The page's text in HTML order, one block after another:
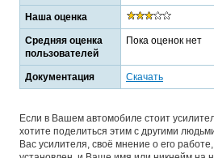
Наша оценка
Средняя оценка
пользователей
Пока оценок нет
Документация Скачать
Если в Вашем автомобиле стоит
хотите поделиться этим с другими
Вас усилителя, своё мнение о его